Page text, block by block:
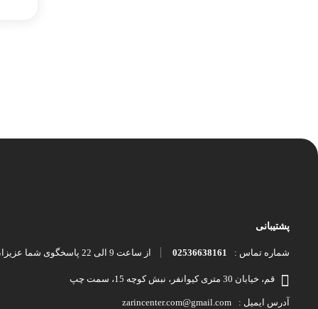
پشتیبانی
شماره تماس : 02536638161 از ساعت 9 الی 22 پاسخگوی شما عزیزان هستیم.
قم، خیابان 30 متری کیوانفر، نبش کوچه 15، سمت چپ
آدرس ایمیل : zarincenter.com@gmail.com